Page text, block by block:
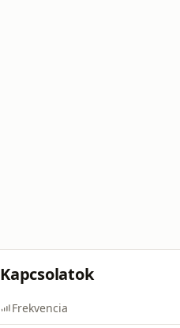
Kapcsolatok
Frekvencia